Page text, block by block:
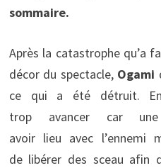
sommaire.
Après la catastrophe qu’a
décor du spectacle, Ogami
ce qui a été détruit.
trop avancer car
avoir lieu avec l’ennemi
de libérer des sceau afin